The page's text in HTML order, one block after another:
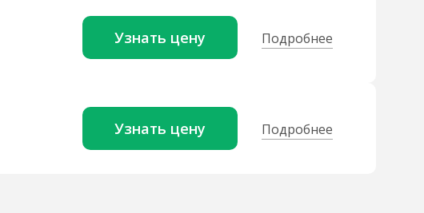
Узнать цену Подробнее
Узнать цену Подробнее